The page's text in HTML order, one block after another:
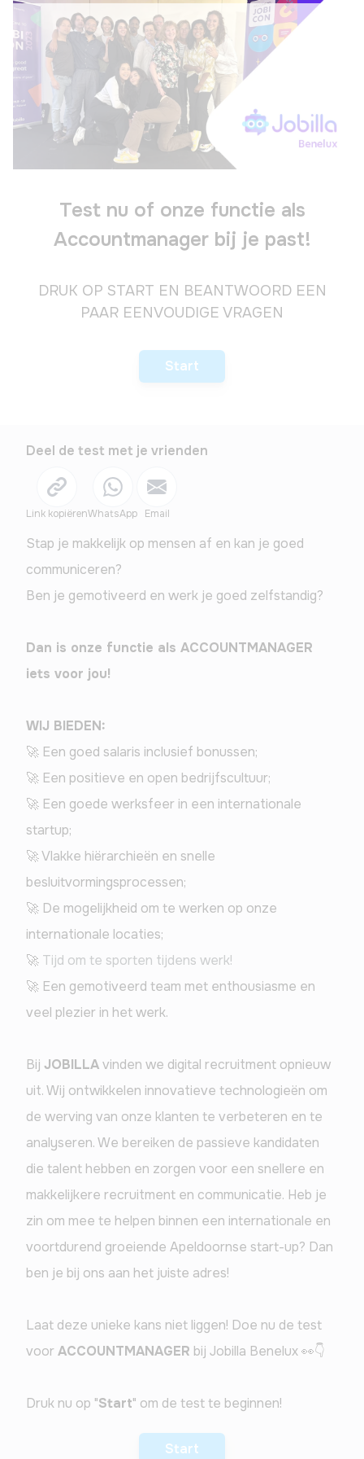
Test nu of onze functie als
Accountmanager bij je past!
DRUK OP START EN BEANTWOORD EEN
PAAR EENVOUDIGE VRAGEN
Startof druk op 'enter'
Deel de test met je vrienden
Link kopiërenWhatsApp Email
Stap je makkelijk op mensen af en kan je goed
communiceren?
Ben je gemotiveerd en werk je goed zelfstandig?
Dan is onze functie als ACCOUNTMANAGER
iets voor jou!
WIJ BIEDEN:
🚀 Een goed salaris inclusief bonussen;
🚀 Een positieve en open bedrijfscultuur;
🚀 Een goede werksfeer in een internationale
startup;
🚀 Vlakke hiërarchieën en snelle
besluitvormingsprocessen;
🚀 De mogelijkheid om te werken op onze
internationale locaties;
🚀 Tijd om te sporten tijdens werk!
🚀 Een gemotiveerd team met enthousiasme en
veel plezier in het werk.
Bij JOBILLA vinden we digital recruitment opnieuw
uit. Wij ontwikkelen innovatieve technologieën om
de werving van onze klanten te verbeteren en te
analyseren. We bereiken de passieve kandidaten
die talent hebben en zorgen voor een snellere en
makkelijkere recruitment en communicatie. Heb je
zin om mee te helpen binnen een internationale en
voortdurend groeiende Apeldoornse start-up? Dan
ben je bij ons aan het juiste adres!
Laat deze unieke kans niet liggen! Doe nu de test
voor ACCOUNTMANAGER bij Jobilla Benelux 👀👇
Druk nu op "Start" om de test te beginnen!
Startof druk op 'enter'